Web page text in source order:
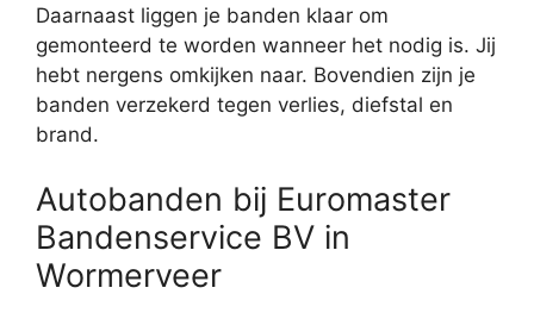
Daarnaast liggen je banden klaar om
gemonteerd te worden wanneer het nodig is. Jij
hebt nergens omkijken naar. Bovendien zijn je
banden verzekerd tegen verlies, diefstal en
brand.
Autobanden bij Euromaster
Bandenservice BV in
Wormerveer